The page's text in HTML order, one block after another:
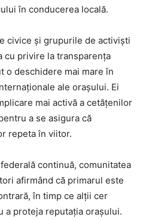
în conducerea locală.
civice și grupurile de activiști
cu privire la transparența
o deschidere mai mare în
ale orașului. Ei
mai activă a cetățenilor
a se asigura că
repeta în viitor.
continuă, comunitatea
afirmând că primarul este
în timp ce alții cer
a proteja reputația orașului.